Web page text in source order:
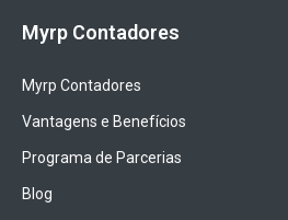
Myrp Contadores
Myrp Contadores
Vantagens e Benefícios
Programa de Parcerias
Blog